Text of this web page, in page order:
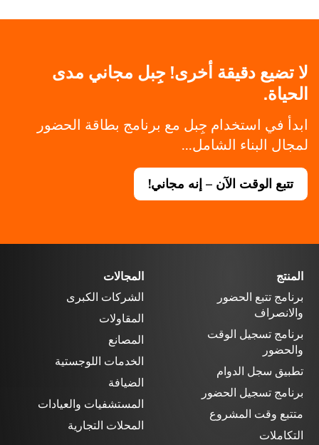
لا تضيع دقيقة أخرى! جِبل مجاني مدى
الحياة.
ابدأ في استخدام جِبل مع برنامج بطاقة الحضور
لمجال البناء الشامل...
تتبع الوقت الآن – إنه مجاني!
المنتج
برنامج تتبع الحضور
والانصراف
برنامج تسجيل الوقت
والحضور
تطبيق سجل الدوام
برنامج تسجيل الحضور
متتبع وقت المشروع
التكاملات
المجالات
الشركات الكبرى
المقاولات
المصانع
الخدمات اللوجستية
الضيافة
المستشفيات والعيادات
المحلات التجارية